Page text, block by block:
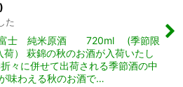
た
士 純米原酒 720ml (季節限
荷） 萩錦の秋のお酒が入荷いたし
々に併せて出荷される季節酒の中
味わえる秋のお酒で…